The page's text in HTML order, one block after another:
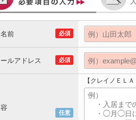
必須
前
必須
ールアドレス
任意
【クレイノＥＬ